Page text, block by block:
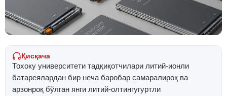
Қисқача
Тохоку университети тадқиқотчилари литий-ионли
батареялардан бир неча баробар самаралироқ ва
арзонроқ бўлган янги литий-олтингугуртли